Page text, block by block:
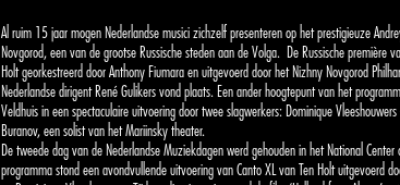
Al ruim 15 jaar mogen Nederlandse musici zichzelf presenteren op het prestigieuze
Novgorod, een van de grootse Russische steden aan de Volga. De Russische première
Holt georkestreerd door Anthony Fiumara en uitgevoerd door het Nizhny Novgorod
Nederlandse dirigent René Gulikers vond plaats. Een ander hoogtepunt van het
Veldhuis in een spectaculaire uitvoering door twee slagwerkers: Dominique
Buranov, een solist van het Mariinsky theater.
De tweede dag van de Nederlandse Muziekdagen werd gehouden in het National
programma stond een avondvullende uitvoering van Canto XL van Ten Holt uitgevoerd